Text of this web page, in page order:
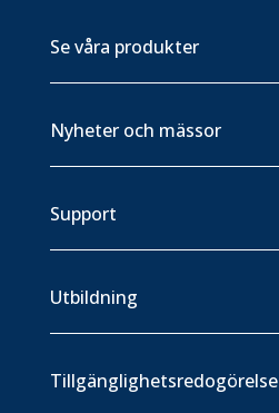
Se våra produkter
Nyheter och mässor
Support
Utbildning
Tillgänglighetsredogörelse